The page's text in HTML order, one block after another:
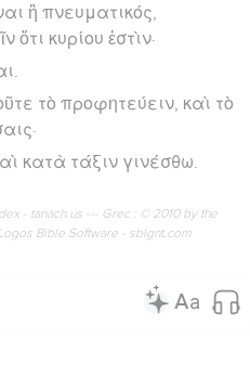
ἢ πνευματικός,
κυρίου ἐστὶν·
τὸ προφητεύειν, καὶ τὸ
κατὰ τάξιν γινέσθω.
- tanach.us --- Grec : © 2010 by the
Bible Software - sblgnt.com